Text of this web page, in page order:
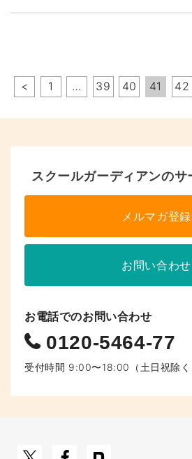
< 1 … 39 40 41 42
スクールガーディアンのサ
メルマガ登録
お問い合わせ
お電話でのお問い合わせ
0120-5464-77
受付時間 9:00〜18:00（土日祝除く